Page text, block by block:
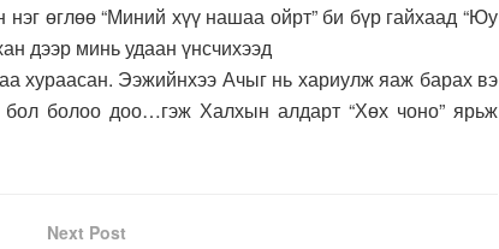
өглөө “Миний хүү нашаа ойрт” би бүр гайхаад “Юу
дээр минь удаан үнсчихээд
хураасан. Ээжийнхээ Ачыг нь хариулж яаж барах вэ
болоо доо…гэж Халхын алдарт “Хөх чоно” ярьж
Next Post